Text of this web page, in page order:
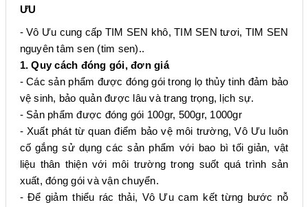
ƯU
- Vô Ưu cung cấp TIM SEN khô, TIM SEN tươi, TIM SEN
nguyên tâm sen (tim sen)..
1. Quy cách đóng gói, đơn giá
- Các sản phẩm được đóng gói trong lọ thủy tinh đảm bảo
vệ sinh, bảo quản được lâu và trang trọng, lịch sự.
- Sản phẩm được đóng gói 100gr, 500gr, 1000gr
- Xuất phát từ quan điểm bảo vệ môi trường, Vô Ưu luôn
cố gắng sử dụng các sản phẩm với bao bì tối giản, vật
liệu thân thiện với môi trường trong suốt quá trình sản
xuất, đóng gói và vận chuyển.
- Để giảm thiểu rác thải, Vô Ưu cam kết từng bước nỗ